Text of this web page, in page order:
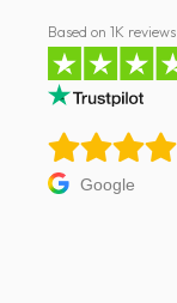
and
conditions
Prohibited
and
Based on 1K reviews
Google